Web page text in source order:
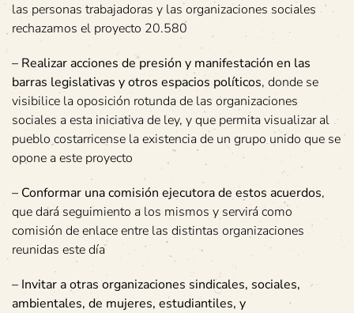
las personas trabajadoras y las organizaciones sociales
rechazamos el proyecto 20.580
– Realizar acciones de presión y manifestación en las
barras legislativas y otros espacios políticos, donde se
visibilice la oposición rotunda de las organizaciones
sociales a esta iniciativa de ley, y que permita visualizar al
pueblo costarricense la existencia de un grupo unido que se
opone a este proyecto
– Conformar una comisión ejecutora de estos acuerdos,
que dará seguimiento a los mismos y servirá como
comisión de enlace entre las distintas organizaciones
reunidas este día
– Invitar a otras organizaciones sindicales, sociales,
ambientales, de mujeres, estudiantiles, y